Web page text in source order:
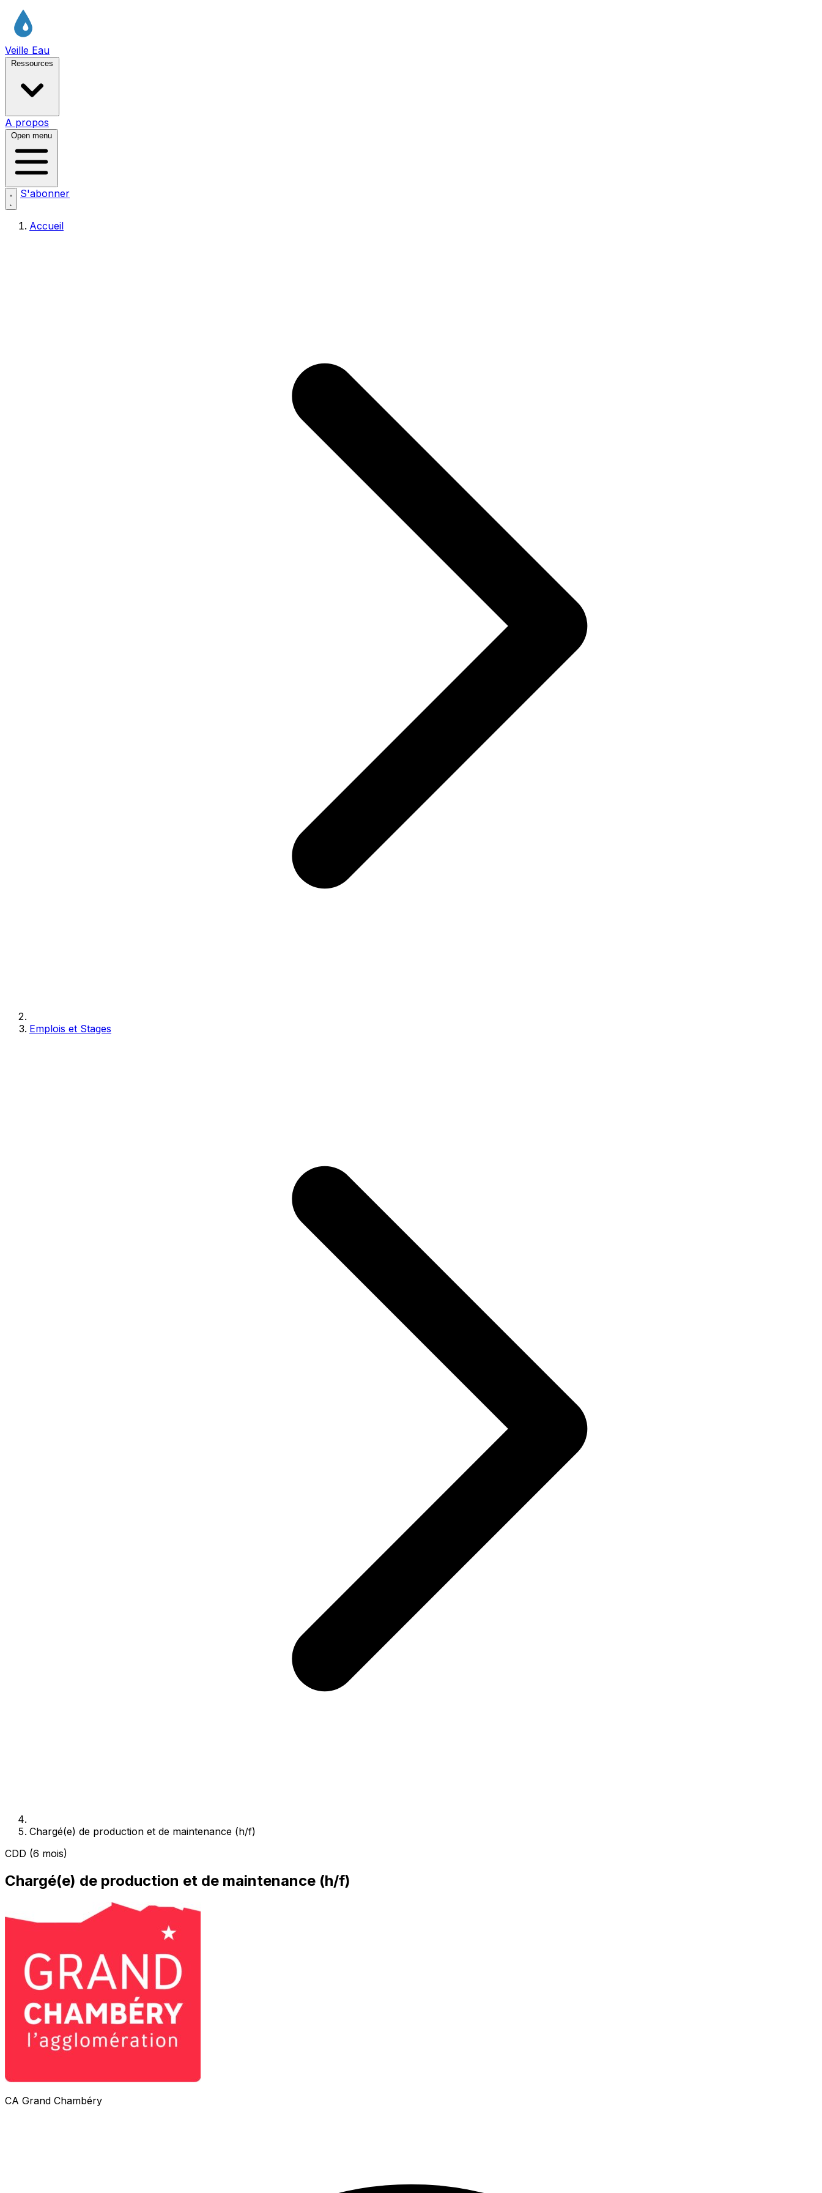
Veille Eau
Ressources
A propos
Open menu
S'abonner
Accueil
Emplois et Stages
Chargé(e) de production et de maintenance (h/f)
CDD (6 mois)
Chargé(e) de production et de maintenance (h/f)
CA Grand Chambéry